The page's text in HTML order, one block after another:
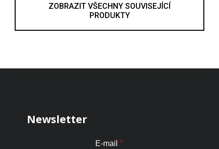
ZOBRAZIT VŠECHNY SOUVISEJÍCÍ
PRODUKTY
Newsletter
E-mail *